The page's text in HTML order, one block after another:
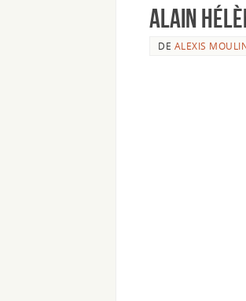
Alain
DE ALEXIS